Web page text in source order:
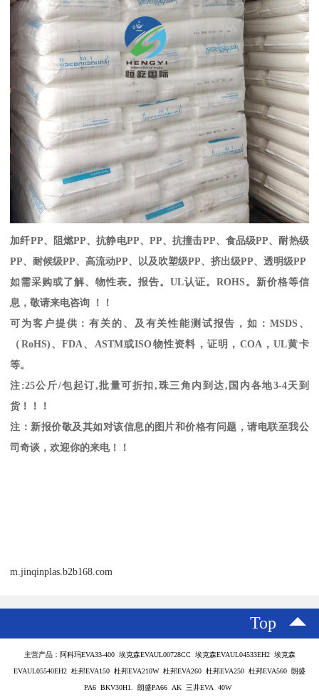
加纤PP、阻燃PP、抗静电PP、 PP、抗撞击PP、食品级PP、耐热级
PP、耐候级PP、高流动PP、以及吹塑级PP、挤出级PP、透明级PP
如需采购或了解、物性表。报告。 UL认证。 ROHS 。新价格等信
息，敬请来电咨询 ！！
可为客户提供：有关的、及有关性能测试报告，如： MSDS 、
（ RoHS) 、FDA、 ASTM或ISO物性资料，证明， COA，UL黄卡
等。
注 :25公斤/包起订,批量可折扣, 珠三角内到达, 国内各地3-4天到
货！！！
注：新报价敬及其如对该信息的图片和价格有问题，请电联至我公
司奇谈，欢迎你的来电！！
m.jinqinplas.b2b168.com
Top
主营产品：阿科玛EVA33-400 埃克森EVAUL00728CC 埃克森EVAUL04533EH2 埃克森
EVAUL05540EH2 杜邦EVA150 杜邦EVA210W 杜邦EVA260 杜邦EVA250 杜邦EVA560 朗盛
PA6 BKV30H1. 朗盛PA66 AK 三井EVA 40W